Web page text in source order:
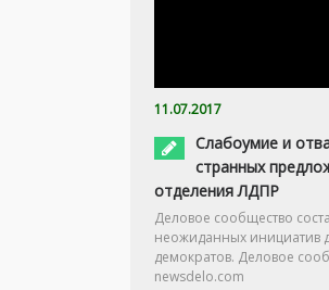
11.07.2017
Слабоумие и
странных
отделения ЛДПР
Деловое сообщество
неожиданных инициатив
демократов. Деловое
newsdelo.com